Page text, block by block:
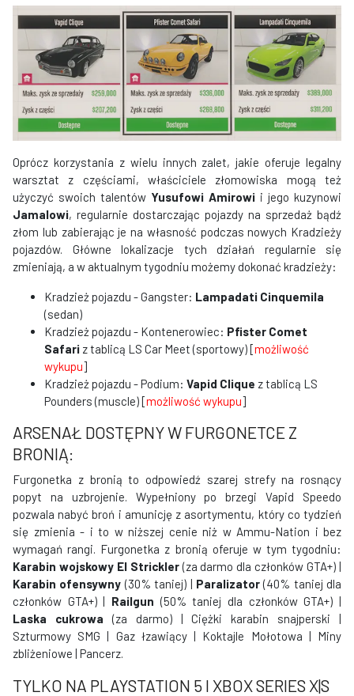
Oprócz korzystania z wielu innych zalet, jakie oferuje legalny
warsztat z częściami, właściciele złomowiska mogą też
użyczyć swoich talentów Yusufowi Amirowi i jego kuzynowi
Jamalowi, regularnie dostarczając pojazdy na sprzedaż bądź
złom lub zabierając je na własność podczas nowych Kradzieży
pojazdów. Główne lokalizacje tych działań regularnie się
zmieniają, a w aktualnym tygodniu możemy dokonać kradzieży:
Kradzież pojazdu - Gangster: Lampadati Cinquemila
(sedan)
Kradzież pojazdu - Kontenerowiec: Pfister Comet
Safari z tablicą LS Car Meet (sportowy) [możliwość
wykupu]
Kradzież pojazdu - Podium: Vapid Clique z tablicą LS
Pounders (muscle) [możliwość wykupu]
ARSENAŁ DOSTĘPNY W FURGONETCE Z
BRONIĄ:
Furgonetka z bronią to odpowiedź szarej strefy na rosnący
popyt na uzbrojenie. Wypełniony po brzegi Vapid Speedo
pozwala nabyć broń i amunicję z asortymentu, który co tydzień
się zmienia - i to w niższej cenie niż w Ammu-Nation i bez
wymagań rangi. Furgonetka z bronią oferuje w tym tygodniu:
Karabin wojskowy El Strickler(za darmo dla członków GTA+) |
Karabin ofensywny (30% taniej) | Paralizator(40% taniej dla
członków GTA+) | Railgun (50% taniej dla członków GTA+) |
Laska cukrowa (za darmo) | Ciężki karabin snajperski |
Szturmowy SMG | Gaz łzawiący | Koktajle Mołotowa | Miny
zbliżeniowe | Pancerz.
TYLKO NA PLAYSTATION 5 I XBOX SERIES X|S